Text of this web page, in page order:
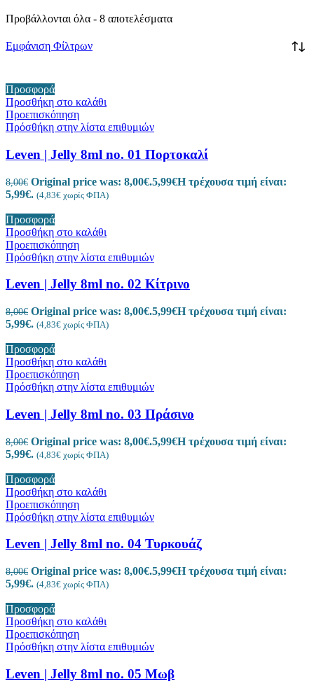
Προβάλλονται όλα - 8 αποτελέσματα
Εμφάνιση Φίλτρων
Προσφορά
Προσθήκη στο καλάθι
Προεπισκόπηση
Πρόσθήκη στην λίστα επιθυμιών
Leven | Jelly 8ml no. 01 Πορτοκαλί
8,00€ Original price was: 8,00€.5,99€Η τρέχουσα τιμή είναι:
5,99€. (4,83€ χωρίς ΦΠΑ)
Προσφορά
Προσθήκη στο καλάθι
Προεπισκόπηση
Πρόσθήκη στην λίστα επιθυμιών
Leven | Jelly 8ml no. 02 Κίτρινο
8,00€ Original price was: 8,00€.5,99€Η τρέχουσα τιμή είναι:
5,99€. (4,83€ χωρίς ΦΠΑ)
Προσφορά
Προσθήκη στο καλάθι
Προεπισκόπηση
Πρόσθήκη στην λίστα επιθυμιών
Leven | Jelly 8ml no. 03 Πράσινο
8,00€ Original price was: 8,00€.5,99€Η τρέχουσα τιμή είναι:
5,99€. (4,83€ χωρίς ΦΠΑ)
Προσφορά
Προσθήκη στο καλάθι
Προεπισκόπηση
Πρόσθήκη στην λίστα επιθυμιών
Leven | Jelly 8ml no. 04 Τυρκουάζ
8,00€ Original price was: 8,00€.5,99€Η τρέχουσα τιμή είναι:
5,99€. (4,83€ χωρίς ΦΠΑ)
Προσφορά
Προσθήκη στο καλάθι
Προεπισκόπηση
Πρόσθήκη στην λίστα επιθυμιών
Leven | Jelly 8ml no. 05 Μωβ